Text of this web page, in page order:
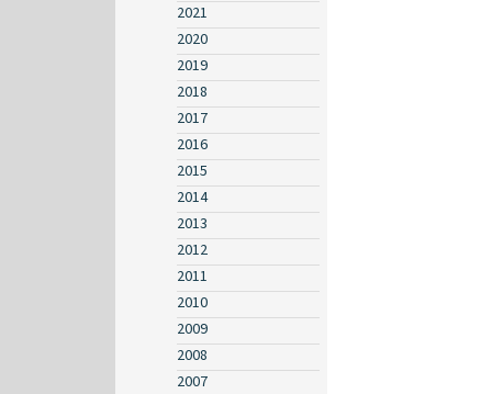
2021
2020
2019
2018
2017
2016
2015
2014
2013
2012
2011
2010
2009
2008
2007